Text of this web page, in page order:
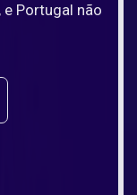
Portugal não